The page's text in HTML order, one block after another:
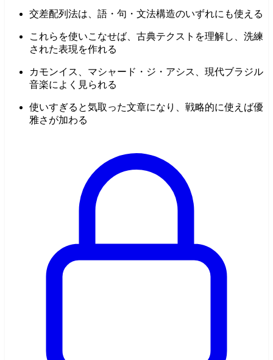
交差配列法は、語・句・文法構造のいずれにも使える
これらを使いこなせば、古典テクストを理解し、洗練
された表現を作れる
カモンイス、マシャード・ジ・アシス、現代ブラジル
音楽によく見られる
使いすぎると気取った文章になり、戦略的に使えば優
雅さが加わる